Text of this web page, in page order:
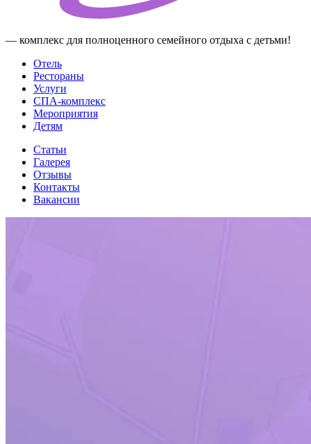
— комплекс для полноценного семейного отдыха с детьми!
Отель
Рестораны
Услуги
СПА-комплекс
Мероприятия
Детям
Статьи
Галерея
Отзывы
Контакты
Вакансии